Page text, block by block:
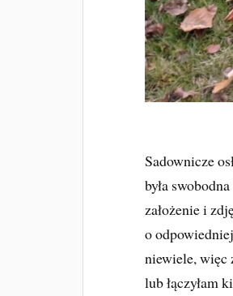
Sadownicze
była
założenie i
o
niewiele, więc
lub łączyłam